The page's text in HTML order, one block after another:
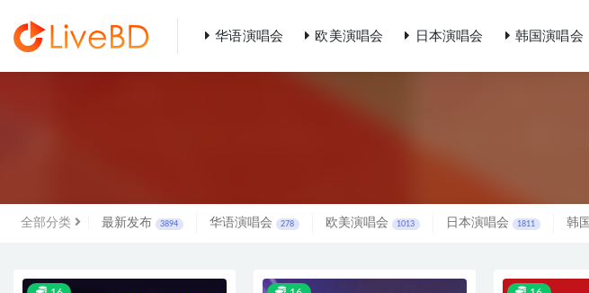
华语演唱会 欧美演唱会 日本演唱会 韩国演唱会
全部分类 最新发布 3894 华语演唱会 278 欧美演唱会 1013 日本演唱会 1811 韩